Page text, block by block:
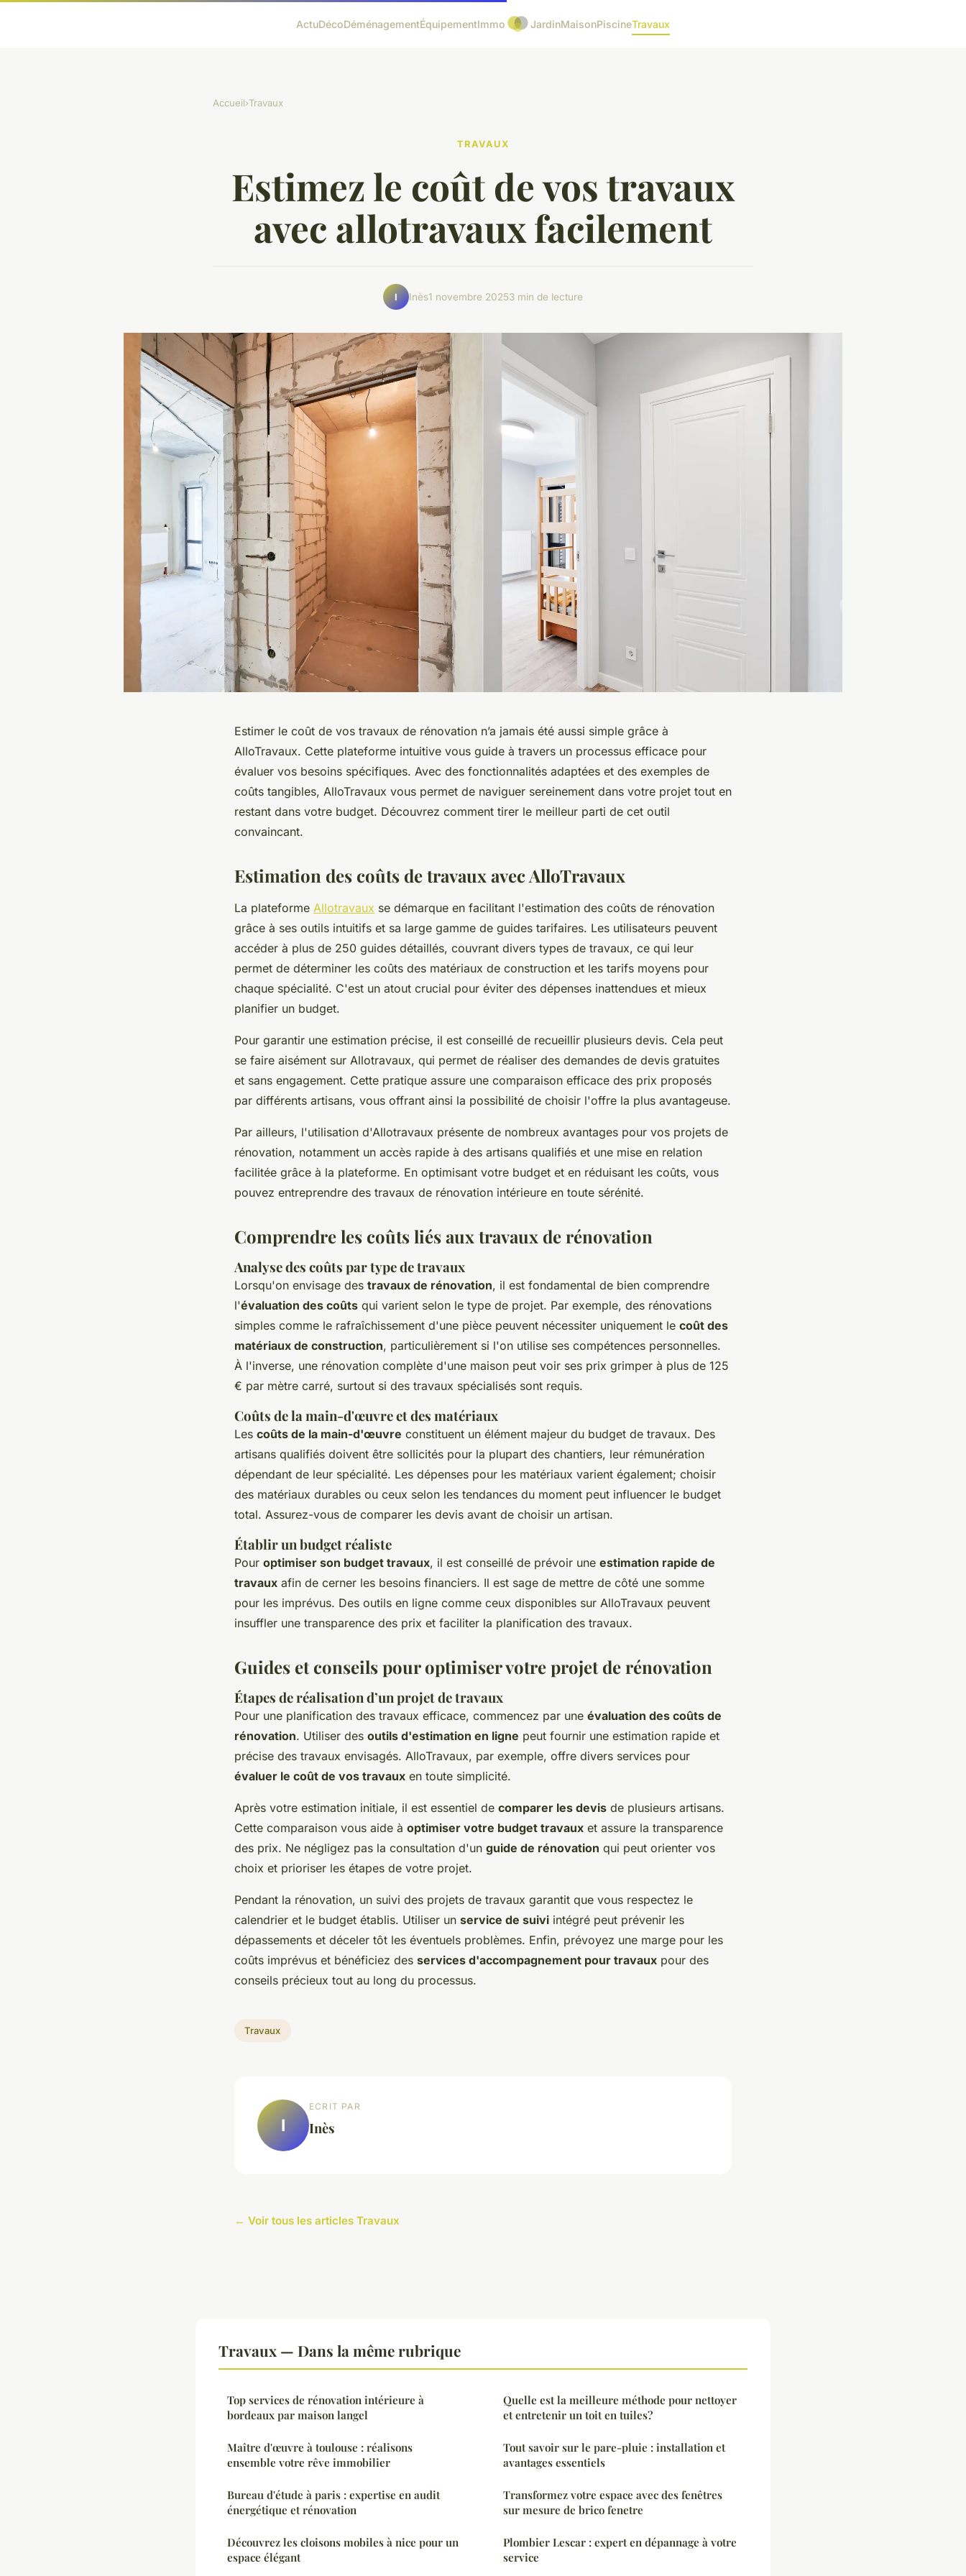
ActuDécoDéménagementÉquipementImmo JardinMaisonPiscineTravaux
Accueil›Travaux
TRAVAUX
Estimez le coût de vos travaux
avec allotravaux facilement
I Inès1 novembre 20253 min de lecture
Estimer le coût de vos travaux de rénovation n’a jamais été aussi simple grâce à
AlloTravaux. Cette plateforme intuitive vous guide à travers un processus efficace pour
évaluer vos besoins spécifiques. Avec des fonctionnalités adaptées et des exemples de
coûts tangibles, AlloTravaux vous permet de naviguer sereinement dans votre projet tout en
restant dans votre budget. Découvrez comment tirer le meilleur parti de cet outil
convaincant.
Estimation des coûts de travaux avec AlloTravaux
La plateforme Allotravaux se démarque en facilitant l'estimation des coûts de rénovation
grâce à ses outils intuitifs et sa large gamme de guides tarifaires. Les utilisateurs peuvent
accéder à plus de 250 guides détaillés, couvrant divers types de travaux, ce qui leur
permet de déterminer les coûts des matériaux de construction et les tarifs moyens pour
chaque spécialité. C'est un atout crucial pour éviter des dépenses inattendues et mieux
planifier un budget.
Pour garantir une estimation précise, il est conseillé de recueillir plusieurs devis. Cela peut
se faire aisément sur Allotravaux, qui permet de réaliser des demandes de devis gratuites
et sans engagement. Cette pratique assure une comparaison efficace des prix proposés
par différents artisans, vous offrant ainsi la possibilité de choisir l'offre la plus avantageuse.
Par ailleurs, l'utilisation d'Allotravaux présente de nombreux avantages pour vos projets de
rénovation, notamment un accès rapide à des artisans qualifiés et une mise en relation
facilitée grâce à la plateforme. En optimisant votre budget et en réduisant les coûts, vous
pouvez entreprendre des travaux de rénovation intérieure en toute sérénité.
Comprendre les coûts liés aux travaux de rénovation
Analyse des coûts par type de travaux
Lorsqu'on envisage des travaux de rénovation, il est fondamental de bien comprendre
l'évaluation des coûts qui varient selon le type de projet. Par exemple, des rénovations
simples comme le rafraîchissement d'une pièce peuvent nécessiter uniquement le coût des
matériaux de construction, particulièrement si l'on utilise ses compétences personnelles.
À l'inverse, une rénovation complète d'une maison peut voir ses prix grimper à plus de 125
€ par mètre carré, surtout si des travaux spécialisés sont requis.
Coûts de la main-d'œuvre et des matériaux
Les coûts de la main-d'œuvre constituent un élément majeur du budget de travaux. Des
artisans qualifiés doivent être sollicités pour la plupart des chantiers, leur rémunération
dépendant de leur spécialité. Les dépenses pour les matériaux varient également; choisir
des matériaux durables ou ceux selon les tendances du moment peut influencer le budget
total. Assurez-vous de comparer les devis avant de choisir un artisan.
Établir un budget réaliste
Pour optimiser son budget travaux, il est conseillé de prévoir une estimation rapide de
travaux afin de cerner les besoins financiers. Il est sage de mettre de côté une somme
pour les imprévus. Des outils en ligne comme ceux disponibles sur AlloTravaux peuvent
insuffler une transparence des prix et faciliter la planification des travaux.
Guides et conseils pour optimiser votre projet de rénovation
Étapes de réalisation d’un projet de travaux
Pour une planification des travaux efficace, commencez par une évaluation des coûts de
rénovation. Utiliser des outils d'estimation en ligne peut fournir une estimation rapide et
précise des travaux envisagés. AlloTravaux, par exemple, offre divers services pour
évaluer le coût de vos travaux en toute simplicité.
Après votre estimation initiale, il est essentiel de comparer les devis de plusieurs artisans.
Cette comparaison vous aide à optimiser votre budget travaux et assure la transparence
des prix. Ne négligez pas la consultation d'un guide de rénovation qui peut orienter vos
choix et prioriser les étapes de votre projet.
Pendant la rénovation, un suivi des projets de travaux garantit que vous respectez le
calendrier et le budget établis. Utiliser un service de suivi intégré peut prévenir les
dépassements et déceler tôt les éventuels problèmes. Enfin, prévoyez une marge pour les
coûts imprévus et bénéficiez des services d'accompagnement pour travaux pour des
conseils précieux tout au long du processus.
Travaux
I
ECRIT PAR
Inès
← Voir tous les articles Travaux
Travaux — Dans la même rubrique
Top services de rénovation intérieure à
bordeaux par maison langel
Maître d'œuvre à toulouse : réalisons
ensemble votre rêve immobilier
Bureau d'étude à paris : expertise en audit
énergétique et rénovation
Découvrez les cloisons mobiles à nice pour un
espace élégant
Quelle est la meilleure méthode pour nettoyer
et entretenir un toit en tuiles?
Tout savoir sur le pare-pluie : installation et
avantages essentiels
Transformez votre espace avec des fenêtres
sur mesure de brico fenetre
Plombier Lescar : expert en dépannage à votre
service